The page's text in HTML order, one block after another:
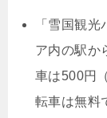
「雪国観
ア内の駅か
車は500円
転車は無料